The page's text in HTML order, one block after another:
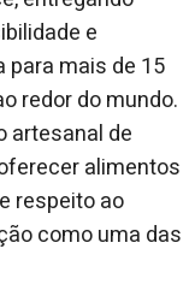
e
para mais de 15
redor do mundo.
artesanal de
alimentos
respeito ao
como uma das